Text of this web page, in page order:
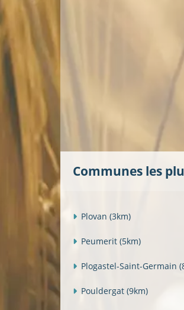
Communes les
Plovan (3km)
Peumerit (5km)
Plogastel-Saint-Germain
Pouldergat (9km)